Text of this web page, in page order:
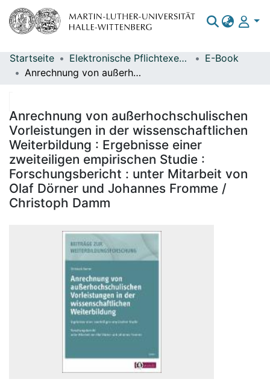
Bereiche & Sammlungen
Statistiken
Startseite Elektronische Pflichtexemplare
E-Book
Anrechnung von außerhochschulischen Vorleistungen in der wissenschaftlichen Weiterbildung : Ergebnisse einer zweiteiligen empirischen Studie : Forschungsbericht : unter Mitarbeit von Olaf Dörner und Johannes Fromme / Christoph Damm
Anrechnung von außerhochschulischen
Vorleistungen in der wissenschaftlichen
Weiterbildung : Ergebnisse einer
zweiteiligen empirischen Studie :
Forschungsbericht : unter Mitarbeit von
Olaf Dörner und Johannes Fromme /
Christoph Damm